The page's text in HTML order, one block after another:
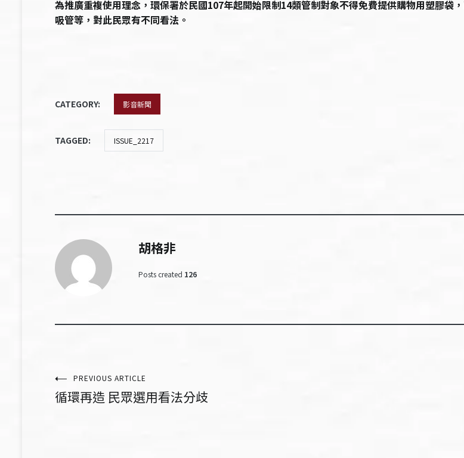
為推廣重複使用理念，環保署於民國107年起開始限制14類管制對象不得免費提供購物用塑膠袋
吸管等，對此民眾有不同看法。
CATEGORY: 影音新聞
TAGGED: ISSUE_2217
胡格非
Posts created 126
文PREVIOUS ARTICLE
循環再造 民眾選用看法分歧